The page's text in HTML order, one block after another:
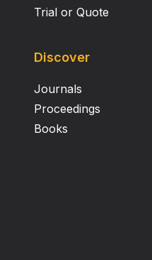
Trial or Quote
Discover
Journals
Proceedings
Books